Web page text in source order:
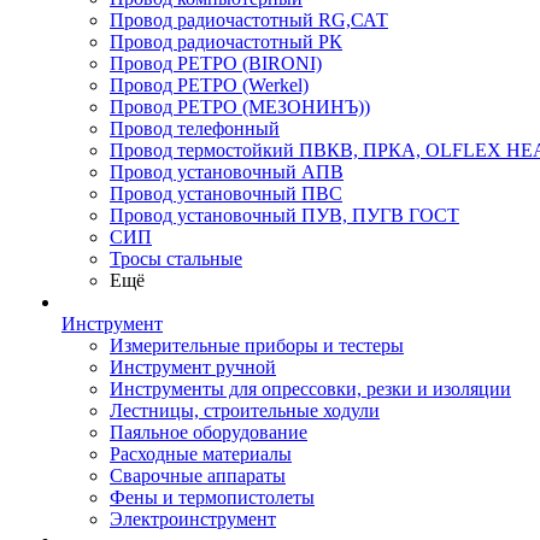
Провод радиочастотный RG,САТ
Провод радиочастотный РК
Провод РЕТРО (BIRONI)
Провод РЕТРО (Werkel)
Провод РЕТРО (МЕЗОНИНЪ))
Провод телефонный
Провод термостойкий ПВКВ, ПРКА, OLFLEX
Провод установочный АПВ
Провод установочный ПВС
Провод установочный ПУВ, ПУГВ ГОСТ
СИП
Тросы стальные
Ещё
Инструмент
Измерительные приборы и тестеры
Инструмент ручной
Инструменты для опрессовки, резки и изоляции
Лестницы, строительные ходули
Паяльное оборудование
Расходные материалы
Сварочные аппараты
Фены и термопистолеты
Электроинструмент